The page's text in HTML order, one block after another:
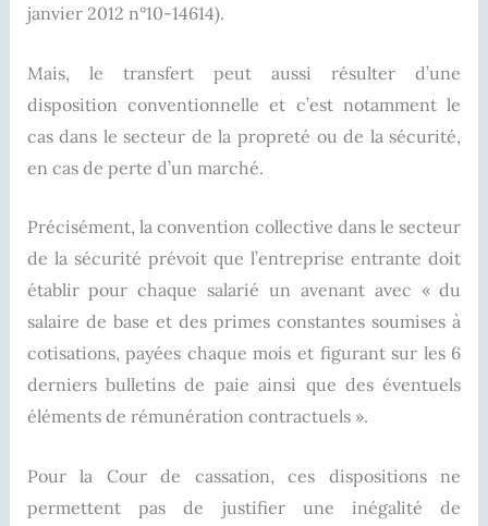
janvier 2012 n°10-14614).
Mais, le transfert peut aussi résulter d’une
disposition conventionnelle et c’est notamment le
cas dans le secteur de la propreté ou de la sécurité,
en cas de perte d’un marché.
Précisément, la convention collective dans le secteur
de la sécurité prévoit que l’entreprise entrante doit
établir pour chaque salarié un avenant avec « du
salaire de base et des primes constantes soumises à
cotisations, payées chaque mois et figurant sur les 6
derniers bulletins de paie ainsi que des éventuels
éléments de rémunération contractuels ».
Pour la Cour de cassation, ces dispositions ne
permettent pas de justifier une inégalité de